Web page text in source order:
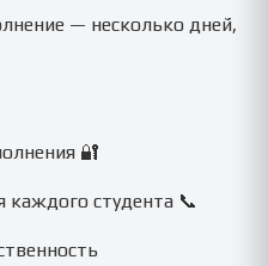
— несколько дней,
🔐
студента 📞